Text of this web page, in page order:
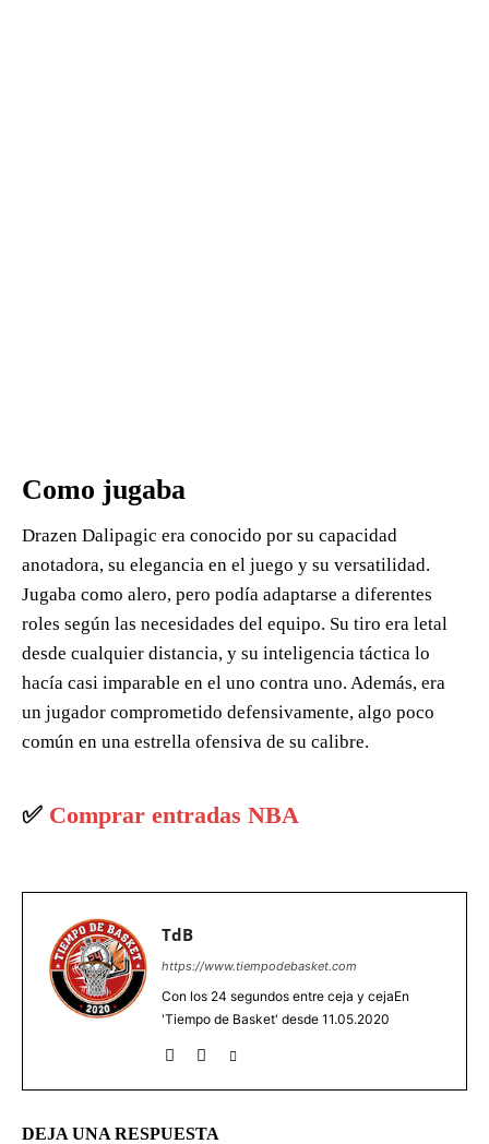
Como jugaba
Drazen Dalipagic era conocido por su capacidad
anotadora, su elegancia en el juego y su versatilidad.
Jugaba como alero, pero podía adaptarse a diferentes
roles según las necesidades del equipo. Su tiro era letal
desde cualquier distancia, y su inteligencia táctica lo
hacía casi imparable en el uno contra uno. Además, era
un jugador comprometido defensivamente, algo poco
común en una estrella ofensiva de su calibre.
✅ Comprar entradas NBA
TdB
https://www.tiempodebasket.com
Con los 24 segundos entre ceja y cejaEn
'Tiempo de Basket' desde 11.05.2020
DEJA UNA RESPUESTA